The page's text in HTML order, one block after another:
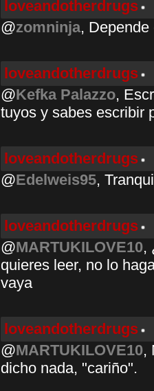
loveandotherdrugs
@zomninja, Depende
loveandotherdrugs
@Kefka Palazzo,
tuyos y sabes escribir
loveandotherdrugs
@Edelweis95,
loveandotherdrugs
@MARTUKILOVE10,
quieres leer, no lo
vaya
loveandotherdrugs
@MARTUKILOVE10,
dicho nada, "cariño".